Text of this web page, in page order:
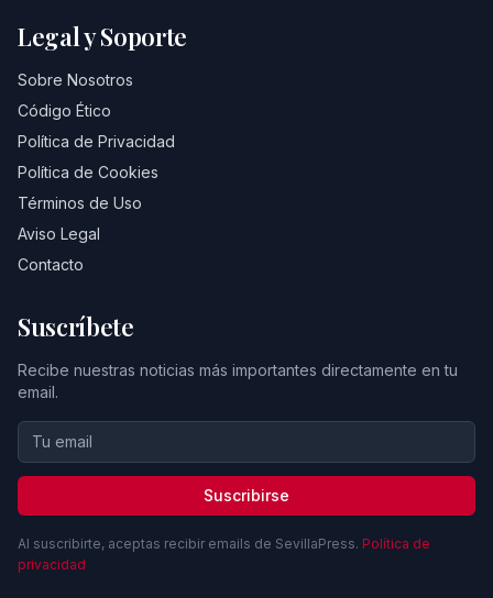
Legal y Soporte
Sobre Nosotros
Código Ético
Política de Privacidad
Política de Cookies
Términos de Uso
Aviso Legal
Contacto
Suscríbete
Recibe nuestras noticias más importantes directamente en tu
email.
Suscribirse
Al suscribirte, aceptas recibir emails de SevillaPress. Política de
privacidad